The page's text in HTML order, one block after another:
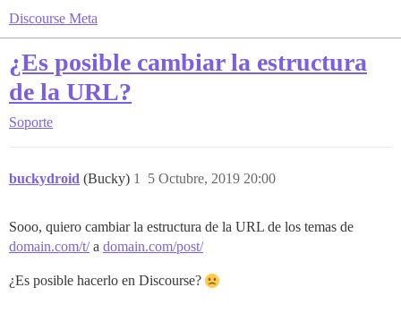
Discourse Meta
¿Es posible cambiar la estructura
de la URL?
Soporte
buckydroid (Bucky) 5 Octubre, 2019 20:00
1
Sooo, quiero cambiar la estructura de la URL de los temas de
domain.com/t/a domain.com/post/
¿Es posible hacerlo en Discourse?